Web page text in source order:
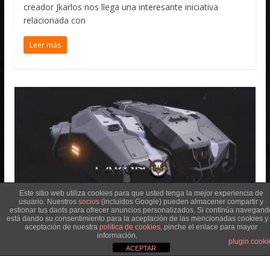
creador Jkarlos nos llega una interesante iniciativa
relacionada con
Leer más
Eventos Lore SPS
Este sitio web utiliza cookies para que usted tenga la mejor experiencia de
usuario. Nuestros socios (incluidos Google) pueden almacener compartir y
estionar tus daots para ofrecer anuncios personalizados. Si continúa
está dando su consentimiento para la aceptación de las mencionadas cookies y
aceptación de nuestra política de cookies, pinche el enlace para mayor
información.
plugin
ACEPTAR